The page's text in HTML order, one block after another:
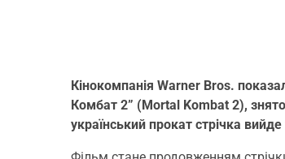
Кінокомпанія Warner Bros.
Комбат 2” (Mortal Kombat 2),
український прокат стрічка